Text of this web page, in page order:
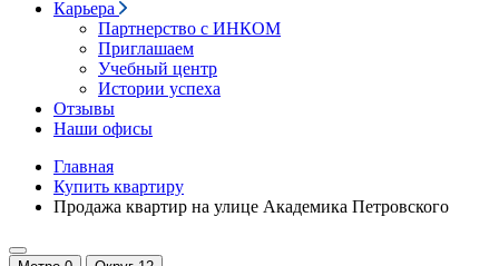
Карьера
Партнерство с ИНКОМ
Приглашаем
Учебный центр
Истории успеха
Отзывы
Наши офисы
Главная
Купить квартиру
Продажа квартир на улице Академика Петровского